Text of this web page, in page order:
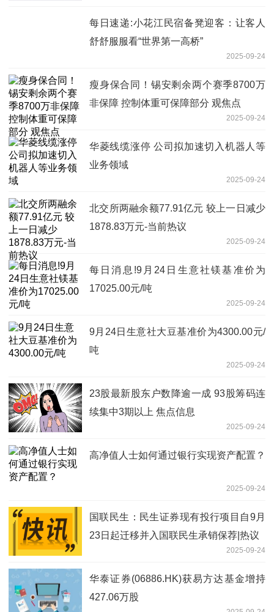
每日速递:小花江民宿备凳迎客：让客人
舒舒服服看“世界第一高桥”
2025-09-24
瘦身保合同！锡安剩余两个赛季8700万
非保障 控制体重可保障部分 观焦点
2025-09-24
华菱线缆涨停 公司拟加速切入机器人等
业务领域
2025-09-24
北交所两融余额77.91亿元 较上一日减少
1878.83万元-当前热议
2025-09-24
每日消息!9月24日生意社镁基准价为
17025.00元/吨
2025-09-24
9月24日生意社大豆基准价为4300.00元/
吨
2025-09-24
23股最新股东户数降逾一成 93股筹码连
续集中3期以上 焦点信息
2025-09-24
高净值人士如何通过银行实现资产配置？
2025-09-24
国联民生：民生证券现有投行项目自9月
23日起迁移并入国联民生承销保荐|热议
2025-09-24
华泰证券(06886.HK)获易方达基金增持
427.06万股